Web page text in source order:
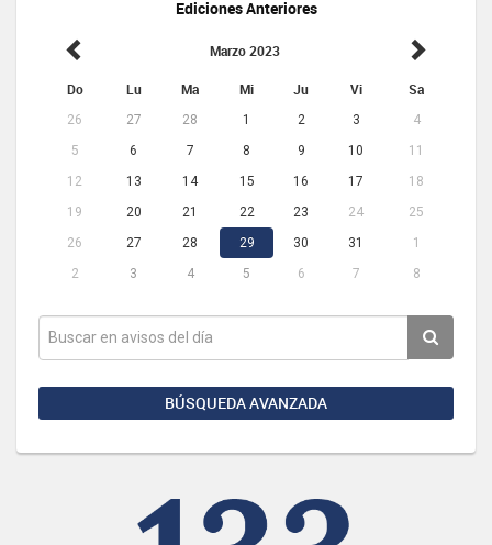
Ediciones Anteriores
Marzo 2023
Do Lu Ma Mi Ju Vi Sa
26 27 28 1 2 3
4
5
6 7 8 9 10
11
12
13 14 15 16 17
18
19
20 21 22 23 24
25
26
27 28 29 30 31
1
2
3 4 5 6 7 8
BÚSQUEDA AVANZADA